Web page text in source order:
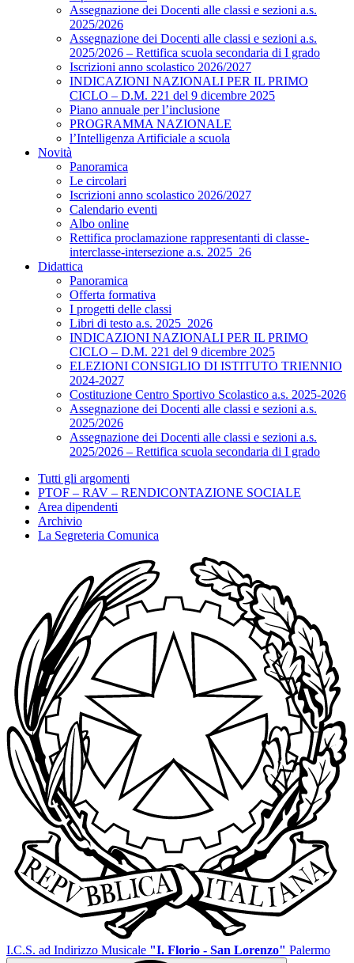
Assegnazione dei Docenti alle classi e sezioni a.s.
2025/2026
Assegnazione dei Docenti alle classi e sezioni a.s.
2025/2026 – Rettifica scuola secondaria di I grado
Iscrizioni anno scolastico 2026/2027
INDICAZIONI NAZIONALI PER IL PRIMO
CICLO – D.M. 221 del 9 dicembre 2025
Piano annuale per l’inclusione
PROGRAMMA NAZIONALE
l’Intelligenza Artificiale a scuola
Novità
Panoramica
Le circolari
Iscrizioni anno scolastico 2026/2027
Calendario eventi
Albo online
Rettifica proclamazione rappresentanti di classe-
interclasse-intersezione a.s. 2025_26
Didattica
Panoramica
Offerta formativa
I progetti delle classi
Libri di testo a.s. 2025_2026
INDICAZIONI NAZIONALI PER IL PRIMO
CICLO – D.M. 221 del 9 dicembre 2025
ELEZIONI CONSIGLIO DI ISTITUTO TRIENNIO
2024-2027
Costituzione Centro Sportivo Scolastico a.s. 2025-2026
Assegnazione dei Docenti alle classi e sezioni a.s.
2025/2026
Assegnazione dei Docenti alle classi e sezioni a.s.
2025/2026 – Rettifica scuola secondaria di I grado
Tutti gli argomenti
PTOF – RAV – RENDICONTAZIONE SOCIALE
Area dipendenti
Archivio
La Segreteria Comunica
I.C.S. ad Indirizzo Musicale "I. Florio - San Lorenzo" Palermo